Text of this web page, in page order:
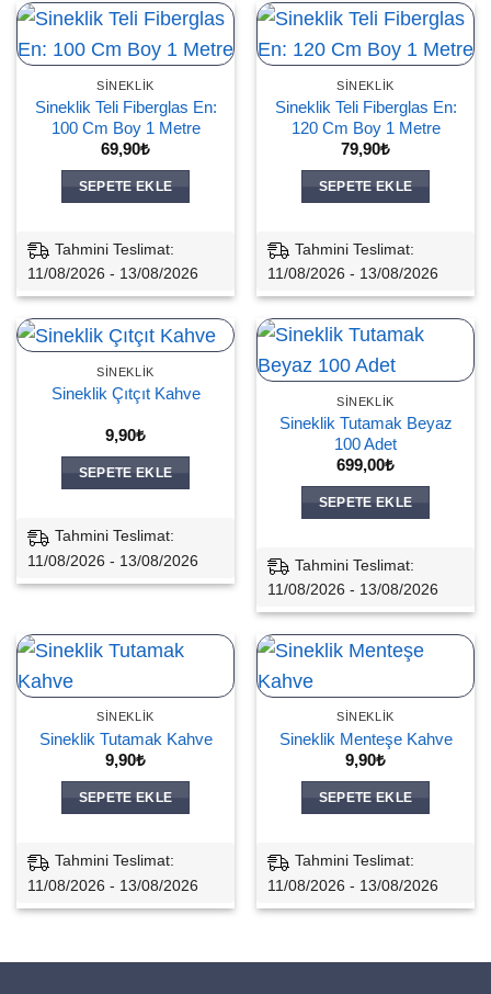
SINEKLIK
Sineklik Teli Fiberglas En:
100 Cm Boy 1 Metre
69,90₺
SEPETE EKLE
Tahmini Teslimat:
11/08/2026 - 13/08/2026
SINEKLIK
Sineklik Teli Fiberglas En:
120 Cm Boy 1 Metre
79,90₺
SEPETE EKLE
Tahmini Teslimat:
11/08/2026 - 13/08/2026
SINEKLIK
Sineklik Çıtçıt Kahve
9,90₺
SEPETE EKLE
Tahmini Teslimat:
11/08/2026 - 13/08/2026
SINEKLIK
Sineklik Tutamak Beyaz
100 Adet
699,00₺
SEPETE EKLE
Tahmini Teslimat:
11/08/2026 - 13/08/2026
SINEKLIK
Sineklik Tutamak Kahve
9,90₺
SEPETE EKLE
Tahmini Teslimat:
11/08/2026 - 13/08/2026
SINEKLIK
Sineklik Menteşe Kahve
9,90₺
SEPETE EKLE
Tahmini Teslimat:
11/08/2026 - 13/08/2026